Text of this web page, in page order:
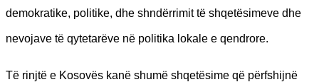
demokratike, politike, dhe shndërrimit të shqetësimeve dhe
nevojave të qytetarëve në politika lokale e qendrore.
Të rinjtë e Kosovës kanë shumë shqetësime që përfshijnë